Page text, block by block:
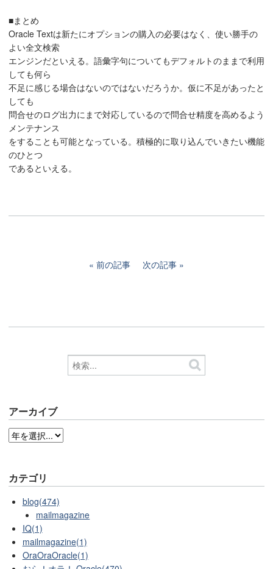
■まとめ
Oracle Textは新たにオプションの購入の必要はなく、使い勝手の
よい全文検索
エンジンだといえる。語彙字句についてもデフォルトのままで利用
しても何ら
不足に感じる場合はないのではないだろうか。仮に不足があったと
しても
問合せのログ出力にまで対応しているので問合せ精度を高めるよう
メンテナンス
をすることも可能となっている。積極的に取り込んでいきたい機能
のひとつ
であるといえる。
前の記事 次の記事
アーカイブ
カテゴリ
blog(474)
mailmagazine
IQ(1)
mailmagazine(1)
OraOraOracle(1)